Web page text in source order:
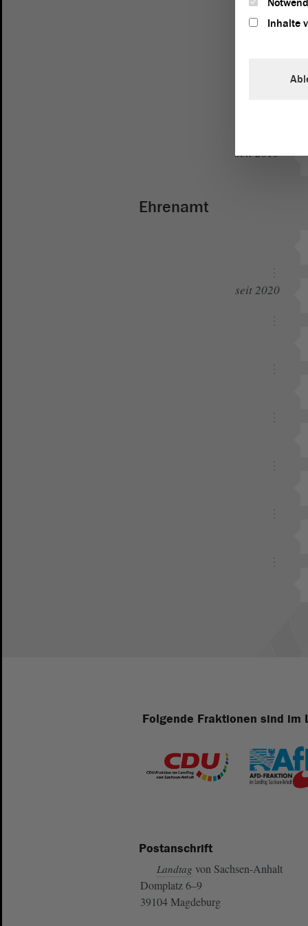
seit 1999
seit 2015
Ehrenamt
seit 2020
Folgende Fraktionen sind im
Postanschrift
Landtag von Sachsen-Anhalt
Domplatz 6–9
39104 Magdeburg
Inhalte